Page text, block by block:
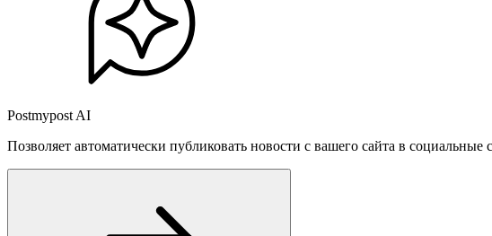
Postmypost AI
Позволяет автоматически публиковать новости с вашего сайта в